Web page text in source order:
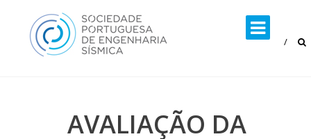
content
AVALIAÇÃO DA